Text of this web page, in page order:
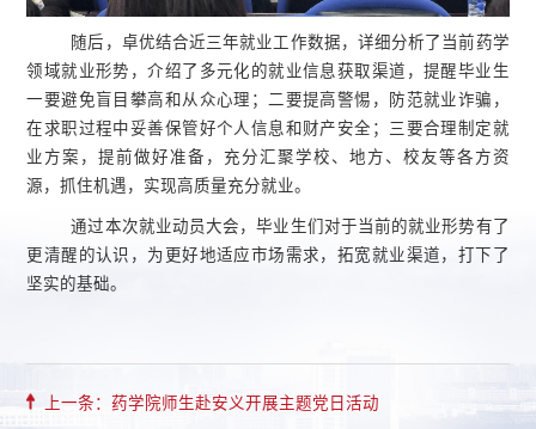
随后，卓优结合近三年就业工作数据，详细分析了当前药学
领域就业形势，介绍了多元化的就业信息获取渠道，提醒毕业生
一要避免盲目攀高和从众心理；二要提高警惕，防范就业诈骗，
在求职过程中妥善保管好个人信息和财产安全；三要合理制定就
业方案，提前做好准备，充分汇聚学校、地方、校友等各方资
源，抓住机遇，实现高质量充分就业。
通过本次就业动员大会，毕业生们对于当前的就业形势有了
更清醒的认识，为更好地适应市场需求，拓宽就业渠道，打下了
坚实的基础。
上一条：药学院师生赴安义开展主题党日活动